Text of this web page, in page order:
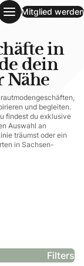
– finde dein
Mitglied werden
in
dein
Nähe
und begleiten.
findest du exklusive
Auswahl an
träumst oder ein
in Sachsen-
Filters